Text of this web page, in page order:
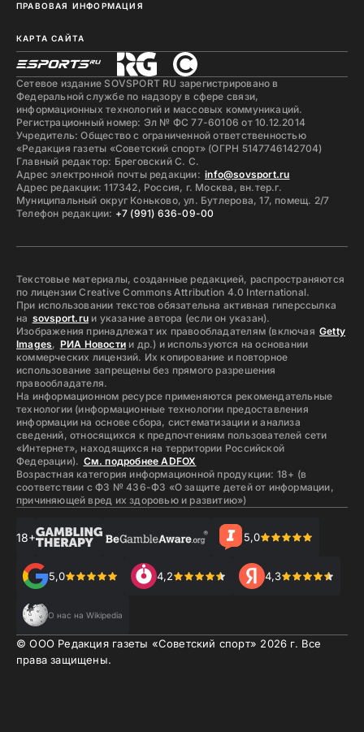
ПРАВОВАЯ ИНФОРМАЦИЯ
КАРТА САЙТА
Сетевое издание SOVSPORT RU зарегистрировано в
Федеральной службе по надзору в сфере связи,
информационных технологий и массовых коммуникаций.
Регистрационный номер: Эл № ФС 77-60106 от 10.12.2014
Учредитель: Общество с ограниченной ответственностью
«Редакция газеты «Советский спорт» (ОГРН 5147746142704)
Главный редактор: Бреговский С. С.
Адрес электронной почты редакции: info@sovsport.ru
Адрес редакции: 117342, Россия, г. Москва, вн.тер.г.
Муниципальный округ Коньково, ул. Бутлерова, 17, помещ. 2/7
Телефон редакции: +7 (991) 636-09-00
Текстовые материалы, созданные редакцией, распространяются
по лицензии Creative Commons Attribution 4.0 International.
При использовании текстов обязательна активная гиперссылка
на sovsport.ruи указание автора (если он указан).
Изображения принадлежат их правообладателям (включая Getty
Images, РИА Новости и др.) и используются на основании
коммерческих лицензий. Их копирование и повторное
использование запрещены без прямого разрешения
правообладателя.
На информационном ресурсе применяются рекомендательные
технологии (информационные технологии предоставления
информации на основе сбора, систематизации и анализа
сведений, относящихся к предпочтениям пользователей сети
«Интернет», находящихся на территории Российской
Федерации). См. подробнее ADFOX
Возрастная категория информационной продукции: 18+ (в
соответствии с ФЗ № 436-ФЗ «О защите детей от информации,
причиняющей вред их здоровью и развитию»)
18+ 5,0
5,0 4,2 4,3
О нас на Wikipedia
© ООО Редакция газеты «Советский спорт» 2026 г. Все
права защищены.